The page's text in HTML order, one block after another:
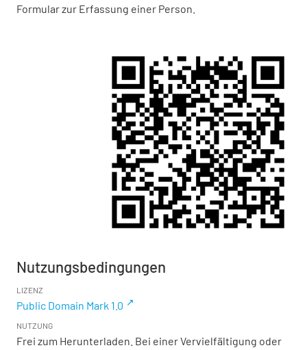
Formular zur Erfassung einer Person.
Nutzungsbedingungen
LIZENZ
Public Domain Mark 1.0
NUTZUNG
Frei zum Herunterladen. Bei einer Vervielfältigung oder